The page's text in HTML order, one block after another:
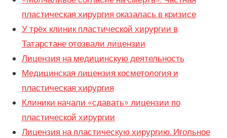
пластическая хирургия оказалась в кризисе
У трёх клиник пластической хирургии в
Татарстане отозвали лицензии
Лицензия на медицинскую деятельность
Медицинская лицензия косметология и
пластическая хирургия
Клиники начали «сдавать» лицензии по
пластической хирургии
Лицензия на пластическую хирургию. Игольное